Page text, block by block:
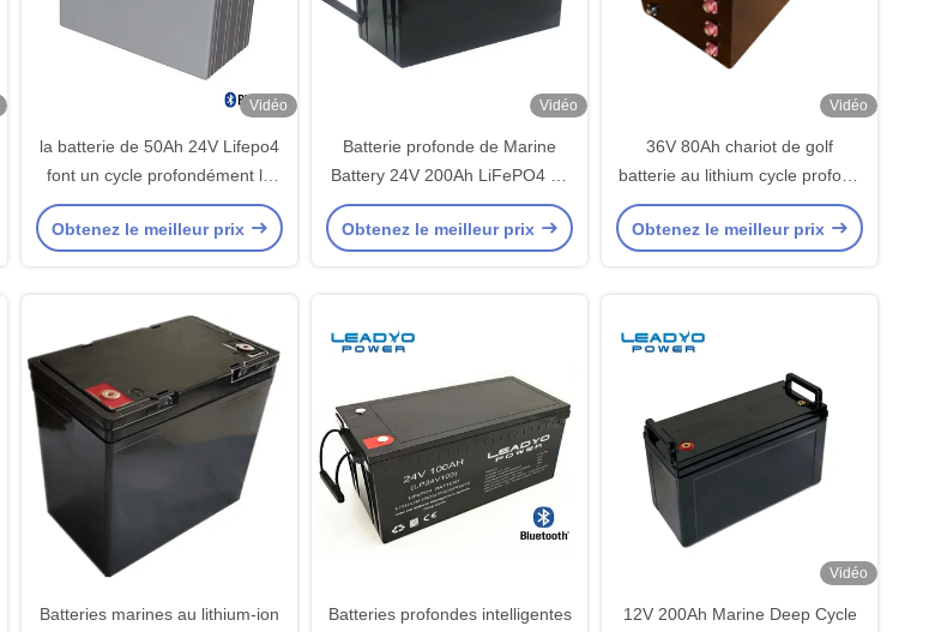
Vidéo
la batterie de 50Ah 24V Lifepo4
font un cycle profondément le
lithium Ion Battery Weight 31
livres
Obtenez le meilleur prix
Vidéo
Batterie profonde de Marine
Battery 24V 200Ah LiFePO4 de
cycle de lithium de LEADYO
Bluetooth
Obtenez le meilleur prix
Vidéo
36V 80Ah chariot de golf
batterie au lithium cycle profond
LiFePO4 batterie avec LCD
CAN RS485
Obtenez le meilleur prix
Batteries marines au lithium-ion
Batteries profondes intelligentes
Vidéo
12V 200Ah Marine Deep Cycle